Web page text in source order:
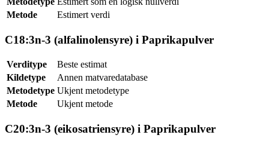
Metode
Estimert verdi
C18:3n-3 (alfalinolensyre) i Paprikapulver
Verditype
Beste estimat
Kildetype
Annen matvaredatabase
Metodetype Ukjent metodetype
Metode
Ukjent metode
C20:3n-3 (eikosatriensyre) i Paprikapulver